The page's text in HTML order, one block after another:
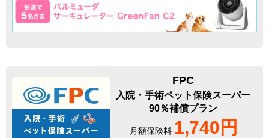
FPC
入院・手術ペット保険スーパー
90％補償プラン
月額保険料 1,740円